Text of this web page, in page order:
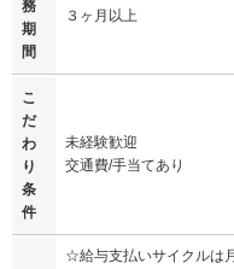
務
期
間
３ヶ月以上
こ
だ
わ
り
条
件
未経験歓迎
交通費/手当てあり
☆給与支払いサイクルは